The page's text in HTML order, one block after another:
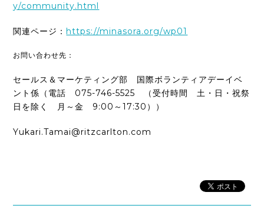
y/community.html
関連ページ：https://minasora.org/wp01
お問い合わせ先：
セールス＆マーケティング部 国際ボランティアデーイベ
ント係（電話 075-746-5525 （受付時間 土・日・祝祭
日を除く 月～金 9:00～17:30））
Yukari.Tamai@ritzcarlton.com